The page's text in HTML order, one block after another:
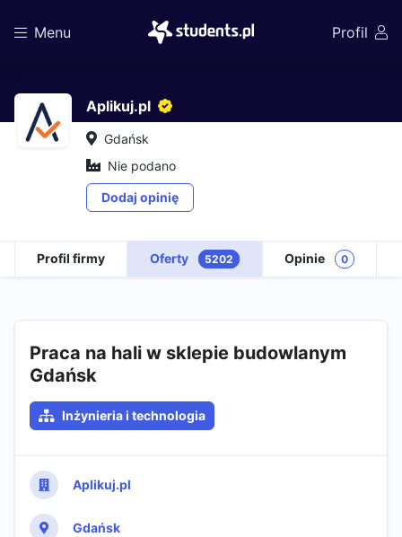
Menu Profil
Aplikuj.pl
Gdańsk
Nie podano
Dodaj opinię
Profil firmy Oferty 5202 Opinie 0
Praca na hali w sklepie budowlanym
Gdańsk
Inżynieria i technologia
Aplikuj.pl
Gdańsk